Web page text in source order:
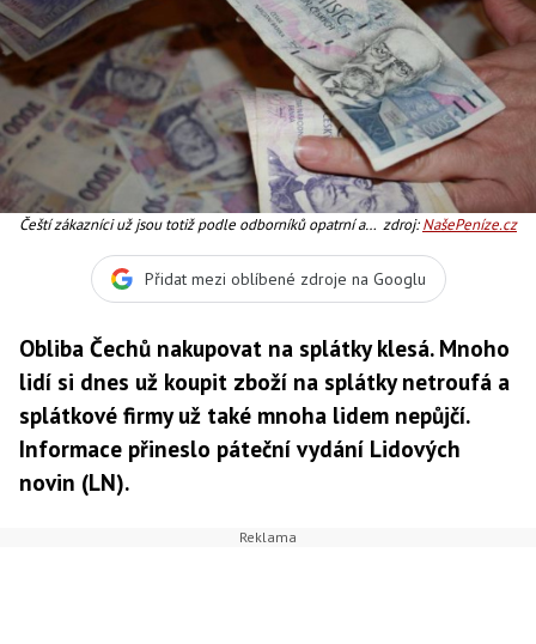
Čeští zákazníci už jsou totiž podle odborníků opatrní a
zdroj:NašePeníze.cz
Přidat mezi oblíbené zdroje na Googlu
Obliba Čechů nakupovat na splátky klesá. Mnoho
lidí si dnes už koupit zboží na splátky netroufá a
splátkové firmy už také mnoha lidem nepůjčí.
Informace přineslo páteční vydání Lidových
novin (LN).